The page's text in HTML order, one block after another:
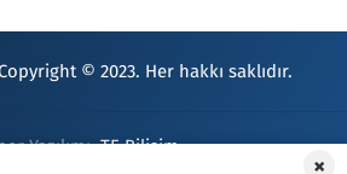
×
© 2023. Her hakkı saklıdır.
Yazılımı:TE Bilişim